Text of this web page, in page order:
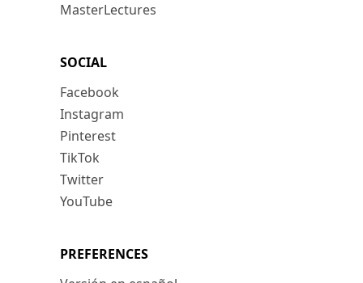
MasterLectures
SOCIAL
Facebook
Instagram
Pinterest
TikTok
Twitter
YouTube
PREFERENCES